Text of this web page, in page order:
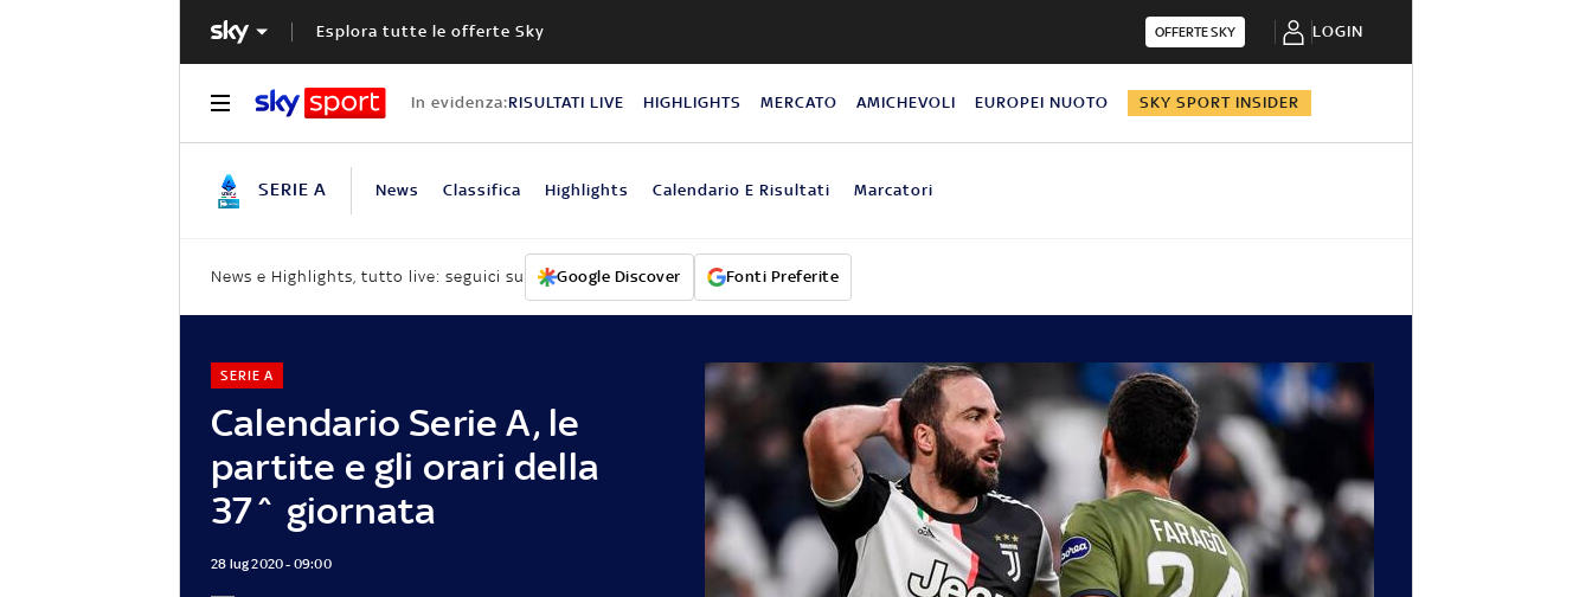
Esplora tutte le offerte Sky OFFERTE SKY LOGIN
In evidenza:RISULTATI LIVE HIGHLIGHTS MERCATO AMICHEVOLI EUROPEI NUOTO SKY SPORT INSIDER
SERIE A News Classifica Highlights Calendario E Risultati Marcatori
News e Highlights, tutto live: seguici su Google Discover Fonti Preferite
Calendario Serie A, le
partite e gli orari della
37^ giornata
SERIE A
28 lug 2020 - 09:00